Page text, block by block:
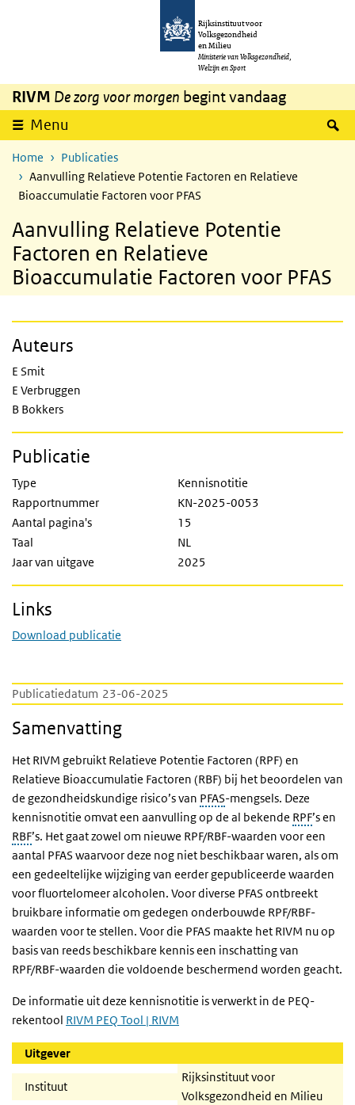
Overslaan en naar de inhoud gaan
Rijksinstituut voor
Volksgezondheid
en Milieu
Ministerie van Volksgezondheid,
Welzijn en Sport
RIVM De zorg voor morgen begint vandaag
Menu
Home
Publicaties
Aanvulling Relatieve Potentie Factoren en Relatieve
Bioaccumulatie Factoren voor PFAS
Aanvulling Relatieve Potentie
Factoren en Relatieve
Bioaccumulatie Factoren voor PFAS
Publicatiedatum 23-06-2025
Samenvatting
Het RIVM gebruikt Relatieve Potentie Factoren (RPF) en
Relatieve Bioaccumulatie Factoren (RBF) bij het beoordelen van
de gezondheidskundige risico’s van PFAS-mengsels. Deze
kennisnotitie omvat een aanvulling op de al bekende RPF’s en
RBF’s. Het gaat zowel om nieuwe RPF/RBF-waarden voor een
aantal PFAS waarvoor deze nog niet beschikbaar waren, als om
een gedeeltelijke wijziging van eerder gepubliceerde waarden
voor fluortelomeer alcoholen. Voor diverse PFAS ontbreekt
bruikbare informatie om gedegen onderbouwde RPF/RBF-
waarden voor te stellen. Voor die PFAS maakte het RIVM nu op
basis van reeds beschikbare kennis een inschatting van
RPF/RBF-waarden die voldoende beschermend worden geacht.
De informatie uit deze kennisnotitie is verwerkt in de PEQ-
rekentool RIVM PEQ Tool | RIVM
Uitgever
Instituut
Rijksinstituut voor
Volksgezondheid en Milieu
Auteurs
E Smit
E Verbruggen
B Bokkers
Publicatie
Type
Kennisnotitie
Rapportnummer
KN-2025-0053
Aantal pagina's
15
Taal
NL
Jaar van uitgave
2025
Links
Download publicatie